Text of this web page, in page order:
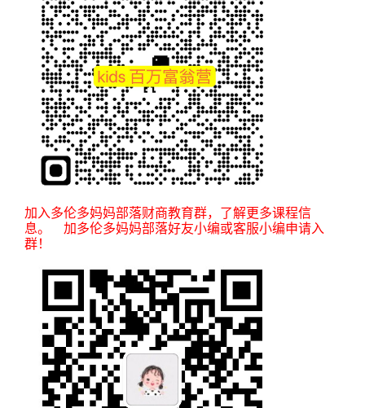
加入多伦多妈妈部落财商教育群，了解更多课程信
息。 加多伦多妈妈部落好友小编或客服小编申请入
群！